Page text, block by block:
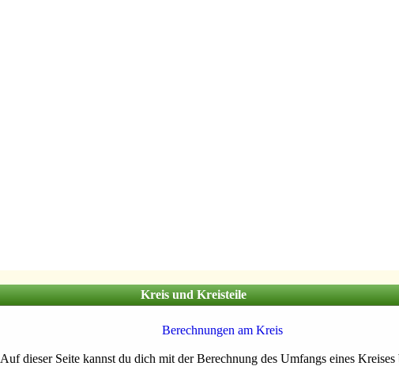
Kreis und Kreisteile
Berechnungen am Kreis
Auf dieser Seite kannst du dich mit der Berechnung des Umfangs eines Kreises